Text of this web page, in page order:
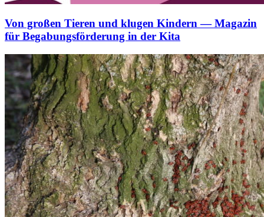
Von großen Tieren und klugen Kindern — Magazin
für Begabungsförderung in der Kita